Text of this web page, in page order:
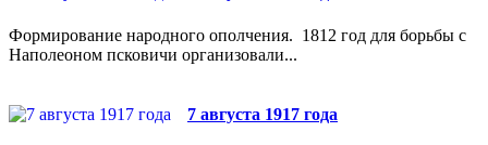
Формирование народного ополчения. 1812 год для борьбы с
Наполеоном псковичи организовали...
7 августа 1917 года